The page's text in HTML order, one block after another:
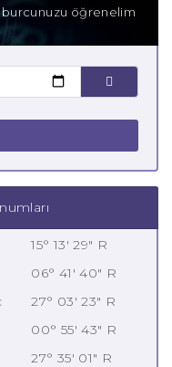
öğrenelim
15° 13' 29" R
06° 41' 40" R
27° 03' 23" R
00° 55' 43" R
27° 35' 01" R